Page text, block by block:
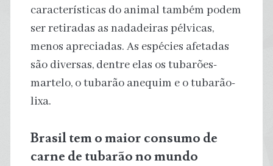
características do animal também podem
ser retiradas as nadadeiras pélvicas,
menos apreciadas. As espécies afetadas
são diversas, dentre elas os tubarões-
martelo, o tubarão anequim e o tubarão-
lixa.
Brasil tem o maior consumo de
carne de tubarão no mundo